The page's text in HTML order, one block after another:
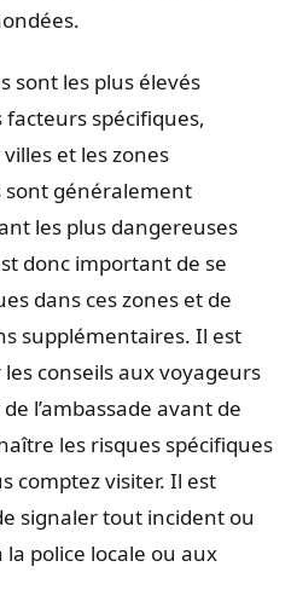
sont les plus élevés
spécifiques,
et les zones
généralement
les plus dangereuses
donc important de se
dans ces zones et de
supplémentaires. Il est
conseils aux voyageurs
l’ambassade avant de
les risques spécifiques
comptez visiter. Il est
signaler tout incident ou
police locale ou aux